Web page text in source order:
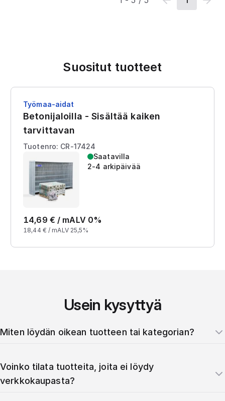
Suositut tuotteet
Työmaa-aidat
Betonijaloilla - Sisältää kaiken
tarvittavan
Tuotenro: CR-17424
Saatavilla
2-4 arkipäivää
14,69 € / mALV 0%
18,44 € / mALV 25,5%
Usein kysyttyä
Miten löydän oikean tuotteen tai kategorian?
Voinko tilata tuotteita, joita ei löydy
verkkokaupasta?